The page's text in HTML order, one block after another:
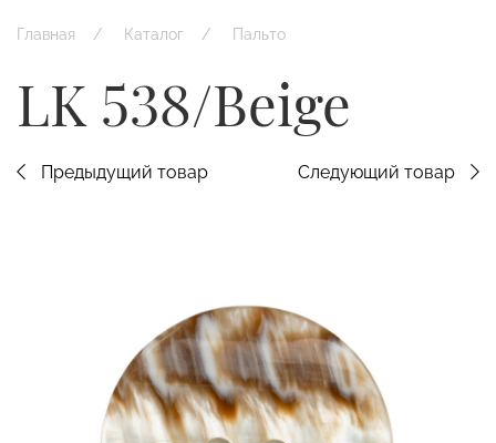
Главная Каталог Пальто
LK 538/Beige
Предыдущий товар Следующий товар